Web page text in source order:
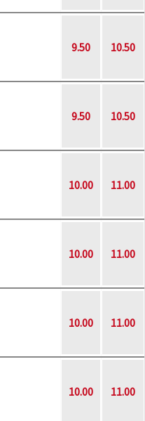
9.50 10.50
9.50 10.50
10.00 11.00
10.00 11.00
10.00 11.00
10.00 11.00